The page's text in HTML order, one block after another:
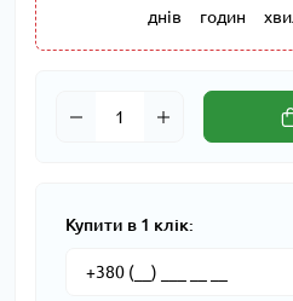
днів годин
Купити в 1 клік: